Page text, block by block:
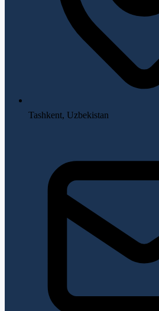
Tashkent, Uzbekistan